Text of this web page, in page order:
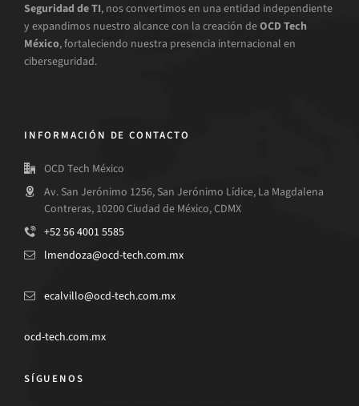
Seguridad de TI, nos convertimos en una entidad independiente
y expandimos nuestro alcance con la creación deOCD Tech
México, fortaleciendo nuestra presencia internacional en
ciberseguridad.
INFORMACIÓN DE CONTACTO
OCD Tech México
Av. San Jerónimo 1256, San Jerónimo Lídice, La Magdalena
Contreras, 10200 Ciudad de México, CDMX
+52 56 4001 5585
lmendoza@ocd-tech.com.mx
ecalvillo@ocd-tech.com.mx
ocd-tech.com.mx
SÍGUENOS